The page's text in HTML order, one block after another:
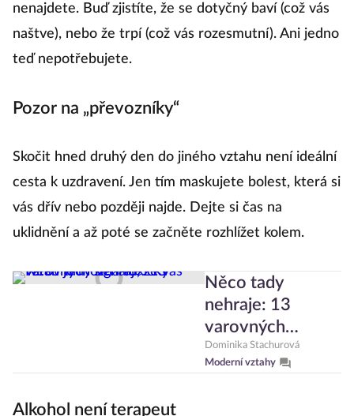
nenajdete. Buď zjistíte, že se dotyčný baví (což vás
naštve), nebo že trpí (což vás rozesmutní). Ani jedno
teď nepotřebujete.
Pozor na „převozníky“
Skočit hned druhý den do jiného vztahu není ideální
cesta k uzdravení. Jen tím maskujete bolest, která si
vás dřív nebo později najde. Dejte si čas na
uklidnění a až poté se začněte rozhlížet kolem.
Něco tady
nehraje: 13
varovných
signálů, že váš
vztah je možná
Dominika Stachurová
Moderní vztahy
Alkohol není terapeut